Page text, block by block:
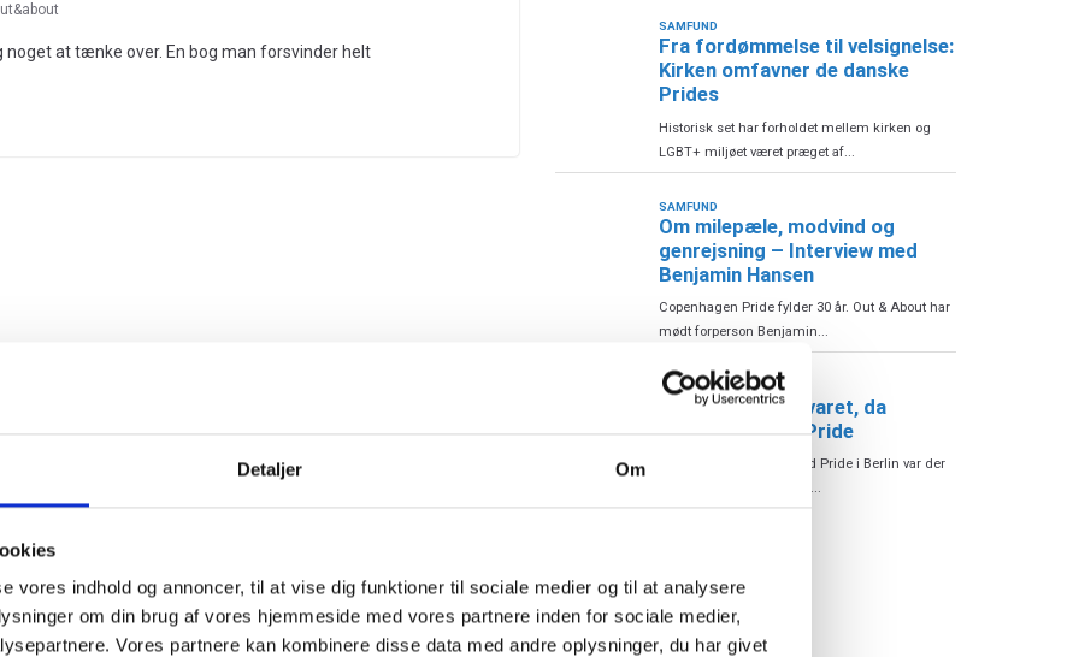
Detaljer Om
vores indhold og annoncer, til at vise dig funktioner til sociale medier og til at analysere
om din brug af vores hjemmeside med vores partnere inden for sociale medier,
Vores partnere kan kombinere disse data med andre oplysninger, du har givet
noget at tænke over. En bog man forsvinder helt
SAMFUND
Fra fordømmelse til velsignelse:
Kirken omfavner de danske
Prides
Historisk set har forholdet mellem kirken og
LGBT+ miljøet været præget af...
SAMFUND
Om milepæle, modvind og
genrejsning – Interview med
Benjamin Hansen
Copenhagen Pride fylder 30 år. Out & About har
mødt forperson Benjamin...
SAMFUND
Synlighed blev svaret, da
Hamborg gik til Pride
En uge efter angrebet ved Pride i Berlin var der
markant flere betjente på...